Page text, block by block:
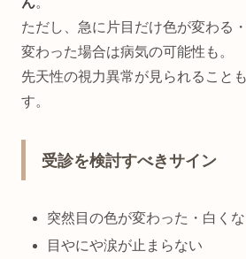
ただし、急に片目だけ色が変わる
変わった場合は病気の可能性も。
先天性の視力異常が見られること
す。
受診を検討すべきサイン
突然目の色が変わった・白く
目やにや涙が止まらない